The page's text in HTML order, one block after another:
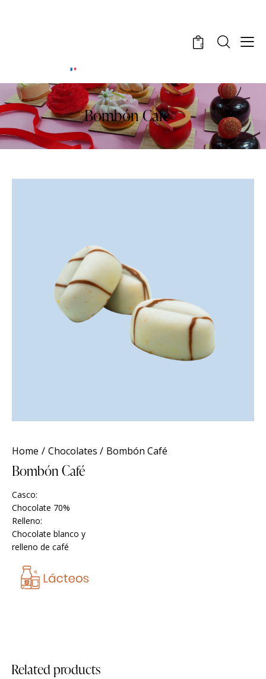
0
Bombón Café
Home Chocolates Bombón Café
Bombón Café
Casco:
Chocolate 70%
Relleno:
Chocolate blanco y
relleno de café
Related products